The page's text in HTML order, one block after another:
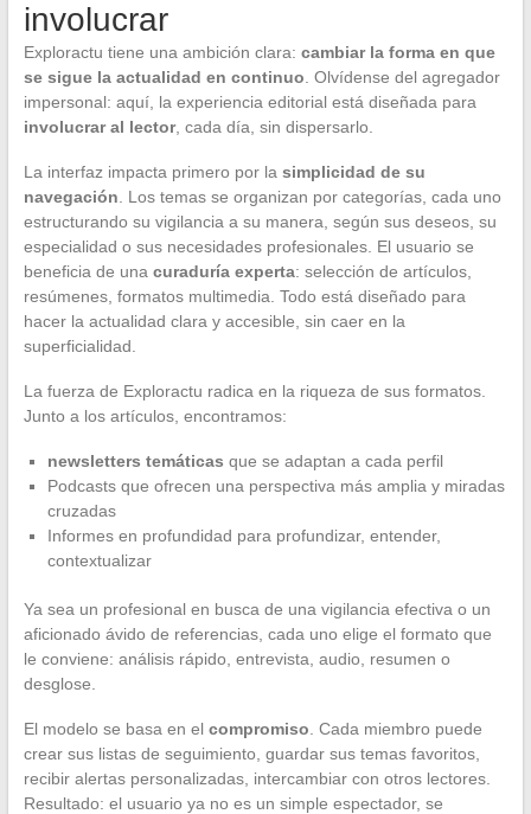
involucrar
Exploractu tiene una ambición clara: cambiar la forma en que
se sigue la actualidad en continuo . Olvídense del agregador
impersonal: aquí, la experiencia editorial está diseñada para
involucrar al lector, cada día, sin dispersarlo.
La interfaz impacta primero por la simplicidad de su
navegación . Los temas se organizan por categorías, cada uno
estructurando su vigilancia a su manera, según sus deseos, su
especialidad o sus necesidades profesionales. El usuario se
beneficia de una curaduría experta: selección de artículos,
resúmenes, formatos multimedia. Todo está diseñado para
hacer la actualidad clara y accesible, sin caer en la
superficialidad.
La fuerza de Exploractu radica en la riqueza de sus formatos.
Junto a los artículos, encontramos:
newsletters temáticas que se adaptan a cada perfil
Podcasts que ofrecen una perspectiva más amplia y miradas
cruzadas
Informes en profundidad para profundizar, entender,
contextualizar
Ya sea un profesional en busca de una vigilancia efectiva o un
aficionado ávido de referencias, cada uno elige el formato que
le conviene: análisis rápido, entrevista, audio, resumen o
desglose.
El modelo se basa en el compromiso . Cada miembro puede
crear sus listas de seguimiento, guardar sus temas favoritos,
recibir alertas personalizadas, intercambiar con otros lectores.
Resultado: el usuario ya no es un simple espectador, se